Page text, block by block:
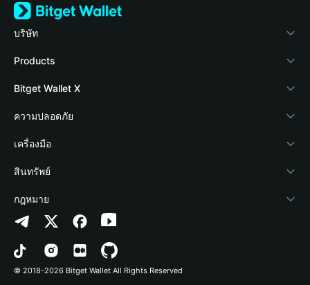
บริษัท
เกี่ยวกับ Bitget Wallet
Blog
Academy
ข่าวสารด้านคริปโต
ศูนย์ช่วยเหลือ
ติดต่อเรา
ทรัพยากรข้อมูลของแบรนด์
อาชีพ
Products
Crypto Card
Stablecoin Earn
Payfi Crypto
Crypto Swap API
Altcoin Season Index
Prediction Markets
DApp
Bitget Wallet X
นักพัฒนา
เชื่อมต่อ Wallet
Bitget Wallet Pay
ลิสต์โปรเจกต์
ความปลอดภัย
Protection Fund
เทคโนโลยีความปลอดภัย
เครื่องมือ
ซื้อคริปโต
การตรวจจับการอนุญาต
การตรวจจับสัญญา
การโอนเป็นชุด
สินทรัพย์
Arbitrum
Avalanche
Bitcoin
กฎหมาย
นโยบายความเป็นส่วนตัว
ข้อตกลงในการใช้บริการ
© 2018-2026 Bitget Wallet All Rights Reserved